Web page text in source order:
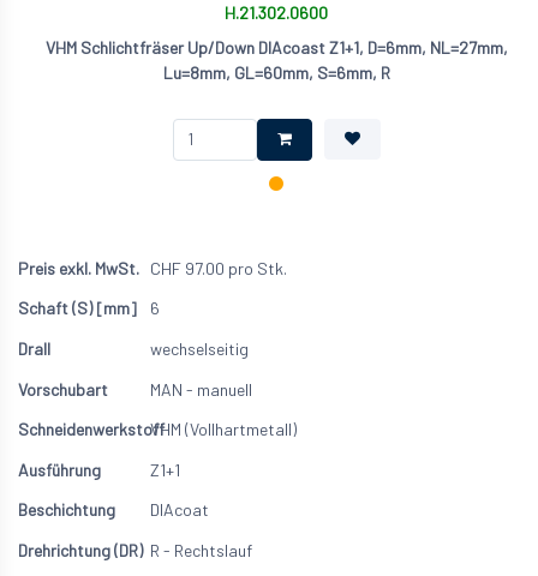
H.21.302.0600
VHM Schlichtfräser Up/Down DIAcoast Z1+1, D=6mm, NL=27mm,
Lu=8mm, GL=60mm, S=6mm, R
CHF 97.00 pro Stk.
6
wechselseitig
MAN - manuell
VHM (Vollhartmetall)
Z1+1
DIAcoat
R - Rechtslauf